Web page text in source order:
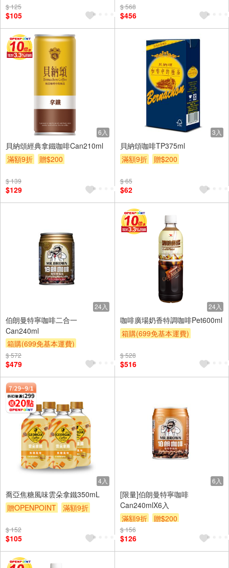
$ 125
$105
滿額贈
贈$200
$ 568
$456
6入
貝納頌經典拿鐵咖啡Can210ml
滿額9折
贈$200
$ 139
$129
3入
貝納頌咖啡TP375ml
滿額9折
贈$200
$ 65
$62
24入
伯朗曼特寧咖啡二合一
Can240ml
箱購(699免基本運費)
滿額9折
$ 572
$479
24入
咖啡廣場奶香特調咖啡Pet600ml
箱購(699免基本運費)
$ 528
$516
4入
喬亞焦糖風味雲朵拿鐵350mL
贈OPENPOINT
滿額9折
$ 152
$105
6入
[限量]伯朗曼特寧咖啡
Can240mlX6入
滿額9折
贈$200
$ 156
$126